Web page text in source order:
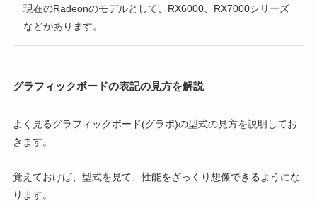
現在のRadeonのモデルとして、RX6000、RX7000シリーズ
などがあります。
グラフィックボードの表記の見方を解説
よく見るグラフィックボード(グラボ)の型式の見方を説明してお
きます。
覚えておけば、型式を見て、性能をざっくり想像できるようにな
ります。